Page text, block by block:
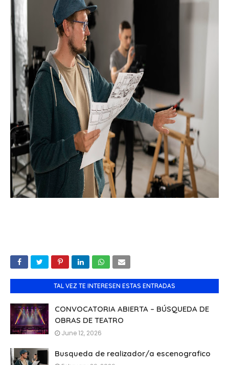
TAL VEZ TE INTERESEN ESTAS ENTRADAS
CONVOCATORIA ABIERTA – BÚSQUEDA DE
OBRAS DE TEATRO
June 12, 2026
Busqueda de realizador/a escenografico